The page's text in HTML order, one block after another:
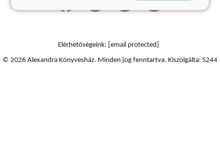
Elérhetőségeink: [email protected]
© 2026 Alexandra Könyvesház. Minden jog fenntartva. Kiszolgálta: S244